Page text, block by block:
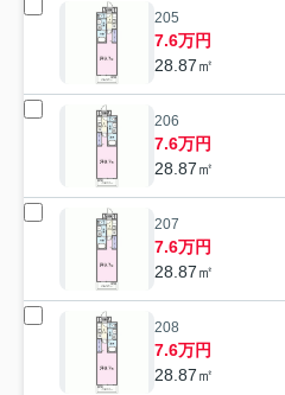
205
7.6万円
28.87㎡
206
7.6万円
28.87㎡
207
7.6万円
28.87㎡
208
7.6万円
28.87㎡